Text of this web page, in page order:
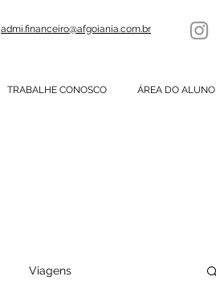
Viagens
TRABALHE CONOSCO ÁREA DO ALUNO
admi.financeiro@afgoiania.com.br